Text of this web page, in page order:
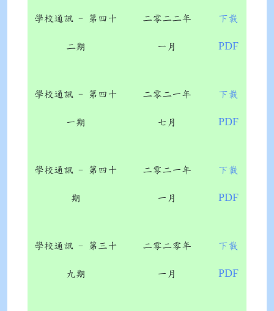
學校通訊 - 第四十
二期
二零二二年
一月
下載
PDF
學校通訊 - 第四十
一期
二零二一年
七月
下載
PDF
學校通訊 - 第四十
期
二零二一年
一月
下載
PDF
學校通訊 - 第三十
九期
二零二零年
一月
下載
PDF